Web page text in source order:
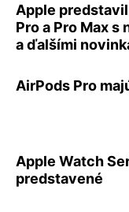
Apple
Pro a Pro Max
a ďalšími
AirPods Pro
Apple Watch
predstavené